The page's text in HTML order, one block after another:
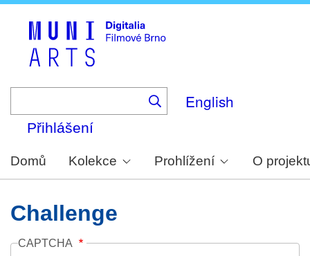
English
Přihlášení
Domů Kolekce Prohlížení O
Challenge
CAPTCHA